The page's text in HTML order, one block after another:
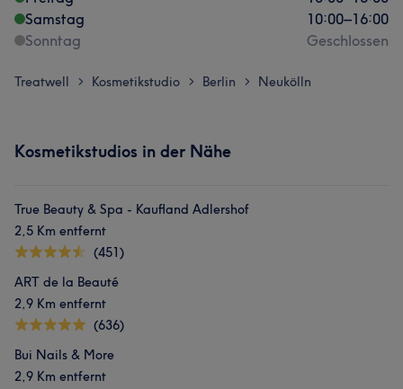
Samstag
10:00–16:00
Sonntag
Geschlossen
Treatwell > Kosmetikstudio > Berlin > Neukölln
Kosmetikstudios in der Nähe
True Beauty & Spa - Kaufland Adlershof
2,5 Km entfernt
(451)
ART de la Beauté
2,9 Km entfernt
(636)
Bui Nails & More
2,9 Km entfernt